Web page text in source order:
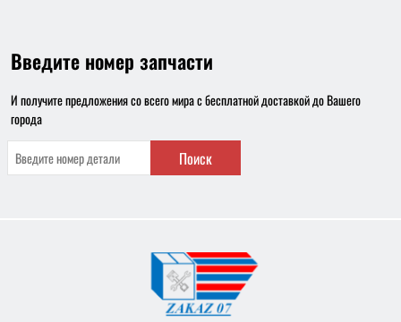
Введите номер запчасти
И получите предложения со всего мира с бесплатной доставкой до Вашего
города
Поиск